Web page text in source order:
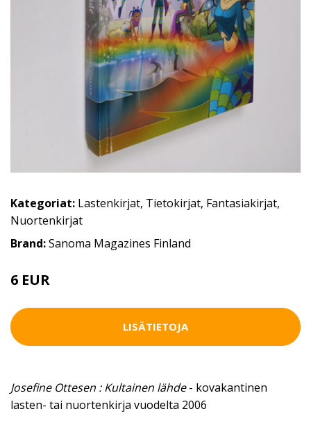
Kategoriat: Lastenkirjat, Tietokirjat, Fantasiakirjat,
Nuortenkirjat
Brand:Sanoma Magazines Finland
6 EUR
LISÄTIETOJA
Josefine Ottesen : Kultainen lähde- kovakantinen
lasten- tai nuortenkirja vuodelta 2006